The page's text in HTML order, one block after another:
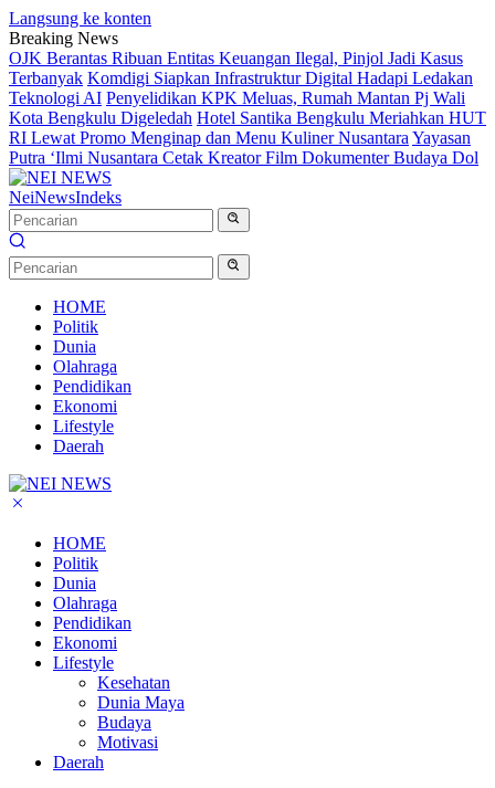
Langsung ke konten
Breaking News
OJK Berantas Ribuan Entitas Keuangan Ilegal, Pinjol Jadi Kasus
Terbanyak Komdigi Siapkan Infrastruktur Digital Hadapi Ledakan
Teknologi AI Penyelidikan KPK Meluas, Rumah Mantan Pj Wali
Kota Bengkulu Digeledah Hotel Santika Bengkulu Meriahkan HUT
RI Lewat Promo Menginap dan Menu Kuliner Nusantara Yayasan
Putra ‘Ilmi Nusantara Cetak Kreator Film Dokumenter Budaya Dol
NeiNewsIndeks
HOME
Politik
Dunia
Olahraga
Pendidikan
Ekonomi
Lifestyle
Daerah
HOME
Politik
Dunia
Olahraga
Pendidikan
Ekonomi
Lifestyle
Kesehatan
Dunia Maya
Budaya
Motivasi
Daerah